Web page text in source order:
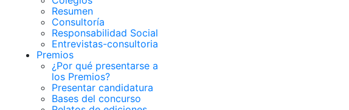
Resumen
Consultoría
Responsabilidad Social
Entrevistas-consultoria
Premios
¿Por qué presentarse a
los Premios?
Presentar candidatura
Bases del concurso